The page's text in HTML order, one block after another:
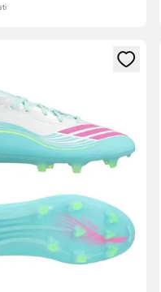
prijavo ali vpis kot član